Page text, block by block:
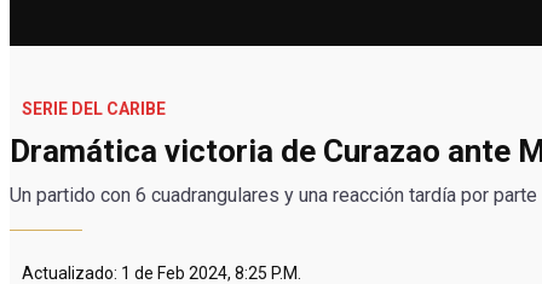
SERIE DEL CARIBE
Dramática victoria de Curazao ante
Un partido con 6 cuadrangulares y una reacción tardía por
Actualizado: 1 de Feb 2024, 8:25 P.M.